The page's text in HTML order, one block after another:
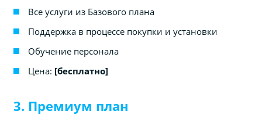
Все услуги из Базового плана
Поддержка в процессе покупки и установки
Обучение персонала
Цена: [бесплатно]
3. Премиум план